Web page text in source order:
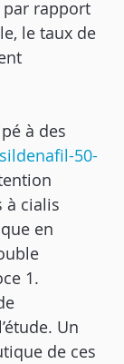
par rapport
le taux de
à des
50-
à cialis
en
1.
Un
de ces